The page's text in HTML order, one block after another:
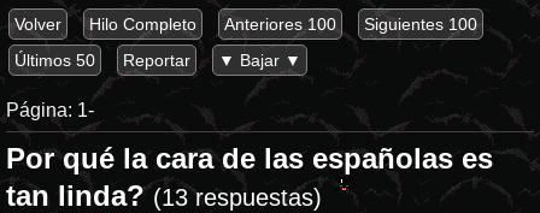
Volver Hilo Completo Anteriores 100
Siguientes 100
Últimos 50
Reportar ▼ Bajar ▼
Página: 1-
Por qué la cara de las españolas es
tan linda?(13 respuestas)